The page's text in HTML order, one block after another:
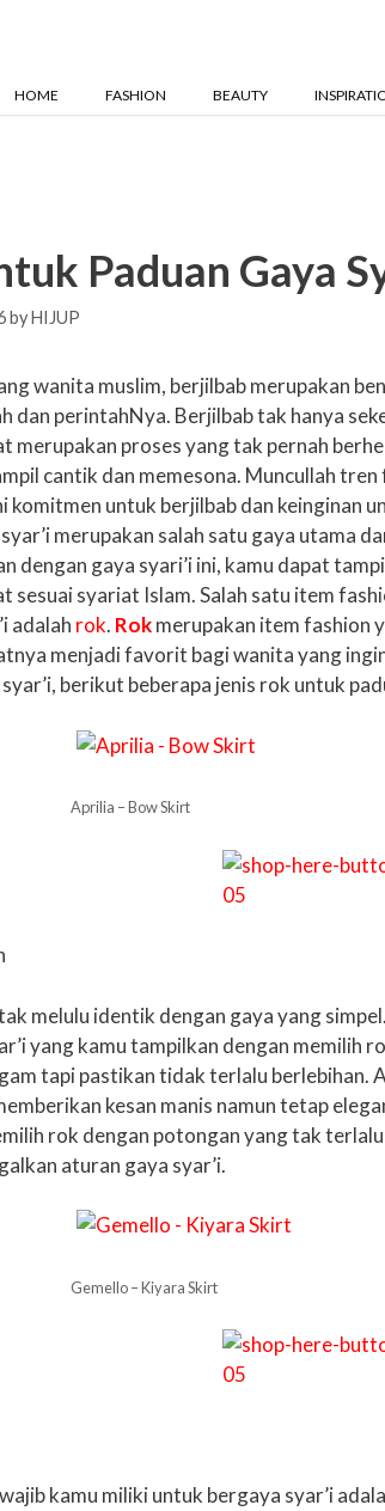
HOME FASHION BEAUTY
Paduan Gaya
byHIJUP
wanita muslim, berjilbab merupakan
dan perintahNya. Berjilbab tak hanya
merupakan proses yang tak pernah
cantik dan memesona. Muncullah
komitmen untuk berjilbab dan keinginan
merupakan salah satu gaya utama
dengan gaya syari’i ini, kamu dapat
sesuai syariat Islam. Salah satu item
adalah rok. Rokmerupakan item fashion
menjadi favorit bagi wanita yang
berikut beberapa jenis rok untuk
Aprilia – Bow Skirt
melulu identik dengan gaya yang
yang kamu tampilkan dengan memilih
tapi pastikan tidak terlalu berlebihan.
kesan manis namun tetap
rok dengan potongan yang tak
aturan gaya syar’i.
Gemello – Kiyara Skirt
kamu miliki untuk bergaya syar’i